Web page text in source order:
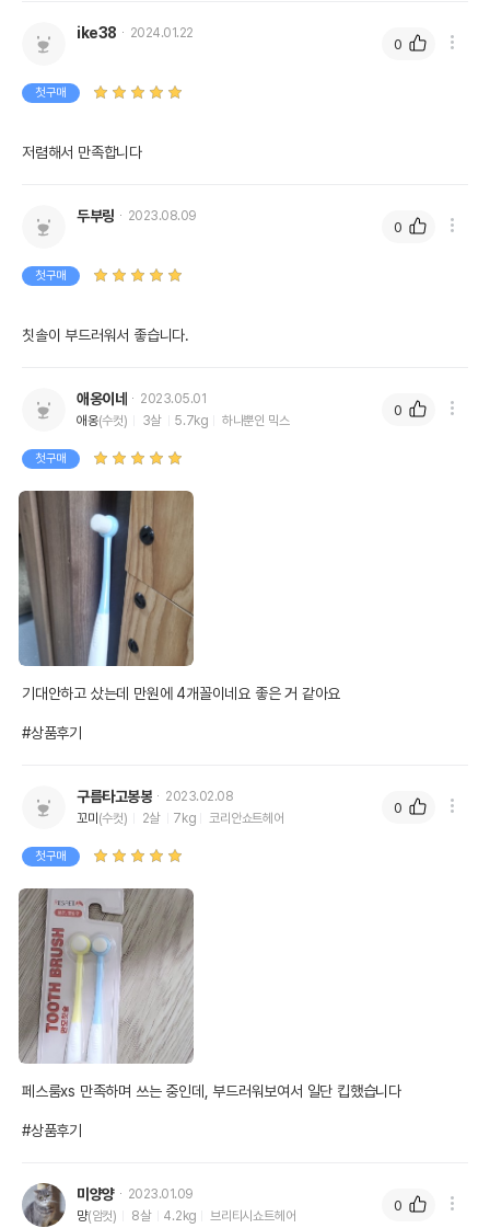
ike38 2024.01.22
첫구매
저렴해서 만족합니다
0
두부링 2023.08.09
첫구매
칫솔이 부드러워서 좋습니다.
0
애옹이네
2023.05.01
애옹(수컷) 3살 5.7kg 하나뿐인 믹스
첫구매
기대안하고 샀는데 만원에 4개꼴이네요 좋은 거 같아요
#상품후기
0
구름타고봉봉
2023.02.08
꼬미 (수컷) 2살 7kg 코리안쇼트헤어
첫구매
페스룸xs 만족하며 쓰는 중인데, 부드러워보여서 일단 킵했습니다
#상품후기
0
미양양
2023.01.09
먕(암컷) 8살 4.2kg 브리티시쇼트헤어
0